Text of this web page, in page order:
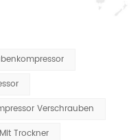
Verschrauben
Trockner